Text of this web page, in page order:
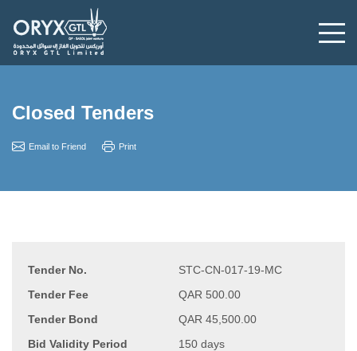
Closed Tenders
Email to Friend Print
Tender No.
STC-CN-017-19-MC
Tender Fee
QAR 500.00
Tender Bond
QAR 45,500.00
Bid Validity Period
150 days